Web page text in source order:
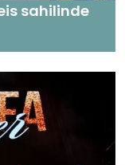
sahilinde